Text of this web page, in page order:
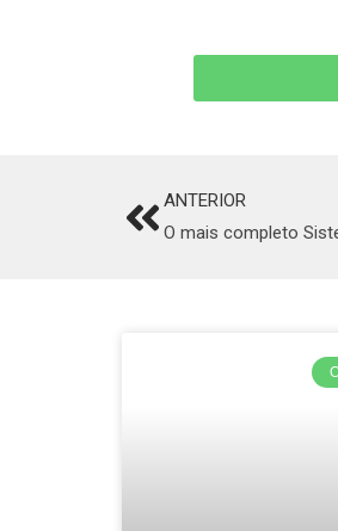
PrevANTERIOR
O mais completo